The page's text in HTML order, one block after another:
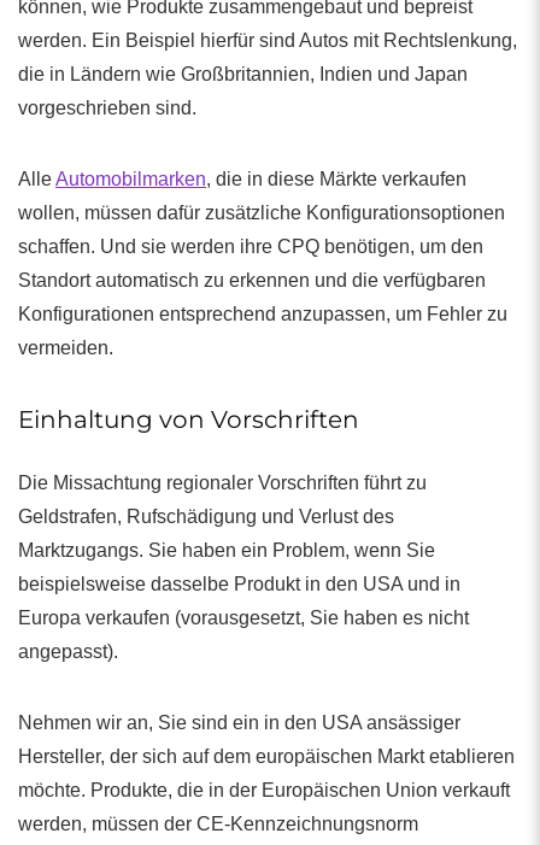
können, wie Produkte zusammengebaut und bepreist
werden. Ein Beispiel hierfür sind Autos mit Rechtslenkung,
die in Ländern wie Großbritannien, Indien und Japan
vorgeschrieben sind.
AlleAutomobilmarken, die in diese Märkte verkaufen
wollen, müssen dafür zusätzliche Konfigurationsoptionen
schaffen. Und sie werden ihre CPQ benötigen, um den
Standort automatisch zu erkennen und die verfügbaren
Konfigurationen entsprechend anzupassen, um Fehler zu
vermeiden.
Einhaltung von Vorschriften
Die Missachtung regionaler Vorschriften führt zu
Geldstrafen, Rufschädigung und Verlust des
Marktzugangs. Sie haben ein Problem, wenn Sie
beispielsweise dasselbe Produkt in den USA und in
Europa verkaufen (vorausgesetzt, Sie haben es nicht
angepasst).
Nehmen wir an, Sie sind ein in den USA ansässiger
Hersteller, der sich auf dem europäischen Markt etablieren
möchte. Produkte, die in der Europäischen Union verkauft
werden, müssen der CE-Kennzeichnungsnorm